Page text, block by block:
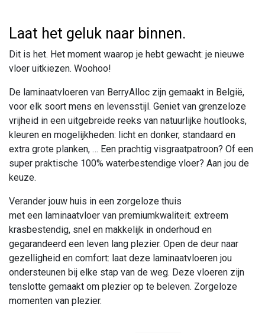
Laat het geluk naar binnen.
Dit is het. Het moment waarop je hebt gewacht: je nieuwe
vloer uitkiezen. Woohoo!
De laminaatvloeren van BerryAlloc zijn gemaakt in België,
voor elk soort mens en levensstijl. Geniet van grenzeloze
vrijheid in een uitgebreide reeks van natuurlijke houtlooks,
kleuren en mogelijkheden: licht en donker, standaard en
extra grote planken, … Een prachtig visgraatpatroon? Of een
super praktische 100% waterbestendige vloer? Aan jou de
keuze.
Verander jouw huis in een zorgeloze thuis
met een laminaatvloer van premiumkwaliteit: extreem
krasbestendig, snel en makkelijk in onderhoud en
gegarandeerd een leven lang plezier. Open de deur naar
gezelligheid en comfort: laat deze laminaatvloeren jou
ondersteunen bij elke stap van de weg. Deze vloeren zijn
tenslotte gemaakt om plezier op te beleven. Zorgeloze
momenten van plezier.